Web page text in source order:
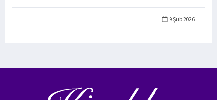
9 Şub 2026